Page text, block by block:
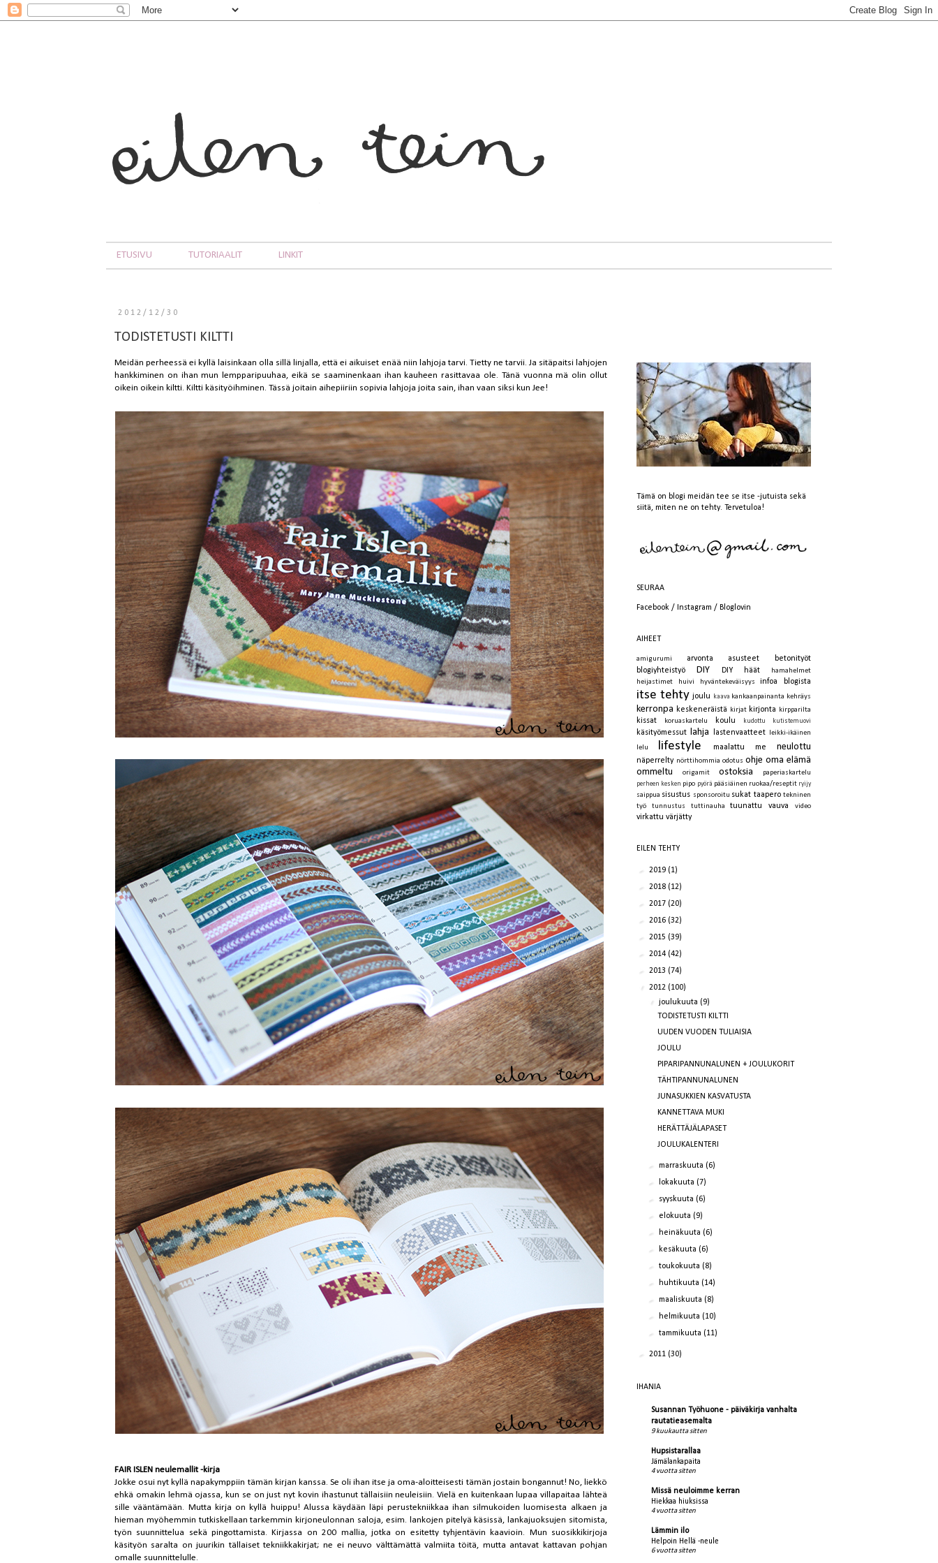
ETUSIVU TUTORIAALIT LINKIT
2012/12/30
TODISTETUSTI KILTTI
Meidän perheessä ei kyllä laisinkaan olla sillä linjalla, että ei aikuiset enää niin lahjoja tarvi. Tietty ne tarvii. Ja sitäpaitsi lahjojen
hankkiminen on ihan mun lempparipuuhaa, eikä se saaminenkaan ihan kauheen rasittavaa ole. Tänä vuonna mä olin ollut
oikein oikein kiltti. Kiltti käsityöihminen. Tässä joitain aihepiiriin sopivia lahjoja joita sain, ihan vaan siksi kun Jee!
FAIR ISLEN neulemallit -kirja
Jokke osui nyt kyllä napakymppiintämän kirjan kanssa. Se oli ihan itse ja oma-aloitteisesti tämän jostain bongannut! No, liekkö
ehkä omakin lehmä ojassa, kun se on just nyt kovin ihastunut tällaisiin neuleisiin. Vielä en kuitenkaan lupaa villapaitaa lähteä
sille vääntämään. Mutta kirja on kyllä huippu! Alussa käydään läpi perustekniikkaa ihan silmukoiden luomisesta alkaen ja
hieman myöhemmin tutkiskellaan tarkemmin kirjoneulonnan saloja, esim. lankojen pitelyä käsissä, lankajuoksujen sitomista,
työn suunnittelua sekä pingottamista. Kirjassa on 200 mallia, jotka on esitetty tyhjentävin kaavioin. Mun suosikkikirjoja
käsityön saralta on juurikin tällaiset tekniikkakirjat; ne ei neuvo välttämättä valmiita töitä, mutta antavat kattavan pohjan
omalle suunnittelulle.
Tämä on blogi meidän tee se itse -jutuista sekä
siitä, miten ne on tehty. Tervetuloa!
SEURAA
Facebook / Instagram / Bloglovin
AIHEET
amigurumi arvonta asusteet
betonityöt
blogiyhteistyö
DIY DIY häät
hamahelmet
heijastimet
huivi hyväntekeväisyys infoa blogista
itse tehty joulu kaava kankaanpainanta kehräys
kerronpa keskeneräistä kirjat kirjonta kirpparilta
kissat koruaskartelu koulu kudottu kutistemuovi
käsityömessut lahja lastenvaatteet
leikki-ikäinen
lelu
lifestyle maalattu me neulottu
näperrelty nörttihommia odotus ohje oma elämä
ommeltu
origamit ostoksia paperiaskartelu
perheen kesken pipo pyörä pääsiäinen ruokaa/reseptit ryijy
saippua sisustus sponsoroitu sukat taapero tekninen
työ
tunnustus tuttinauha tuunattu vauva video
virkattu värjätty
EILEN TEHTY
► 2019 (1)
► 2018 (12)
► 2017 (20)
► 2016 (32)
► 2015 (39)
► 2014 (42)
► 2013 (74)
▼ 2012 (100)
▼joulukuuta (9)
TODISTETUSTI KILTTI
UUDEN VUODEN TULIAISIA
JOULU
PIPARIPANNUNALUNEN + JOULUKORIT
TÄHTIPANNUNALUNEN
JUNASUKKIEN KASVATUSTA
KANNETTAVA MUKI
HERÄTTÄJÄLAPASET
JOULUKALENTERI
►marraskuuta (6)
► lokakuuta (7)
► syyskuuta (6)
► elokuuta (9)
► heinäkuuta (6)
► kesäkuuta (6)
►toukokuuta (8)
► huhtikuuta (14)
►maaliskuuta (8)
► helmikuuta (10)
►tammikuuta (11)
► 2011 (30)
IHANIA
Susannan Työhuone - päiväkirja vanhalta
rautatieasemalta
9 kuukautta sitten
Hupsistarallaa
Jämälankapaita
4 vuotta sitten
Missä neuloimme kerran
Hiekkaa hiuksissa
4 vuotta sitten
Lämmin ilo
Helpoin Hellä -neule
6 vuotta sitten